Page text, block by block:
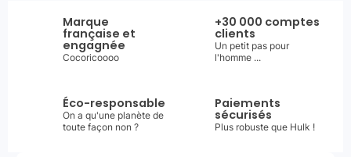
Marque
française et
engagnée
Cocoricoooo
+30 000 comptes
clients
Un petit pas pour
l'homme ...
Éco-responsable
On a qu'une planète de
toute façon non ?
Paiements
sécurisés
Plus robuste que Hulk !